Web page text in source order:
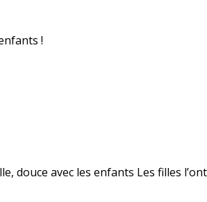
!
douce avec les enfants Les filles